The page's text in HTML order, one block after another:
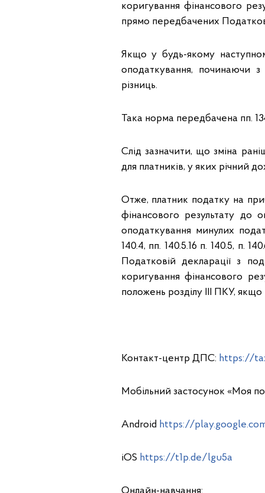
коригування фінансового
прямо передбачених
Якщо у будь-якому
оподаткування, починаючи з
різниць.
Така норма передбачена пп.
Слід зазначити, що зміна
для платників, у яких річний
Отже, платник податку на
фінансового результату до
оподаткування минулих
140.4, пп. 140.5.16 п. 140.5, п.
Податковій декларації з
коригування фінансового
положень розділу ІІІ ПКУ,
Контакт-центр ДПС: https://
Мобільний застосунок «Моя
Android https://
iOS https://t1p.de/lgu5a
Онлайн-навчання: